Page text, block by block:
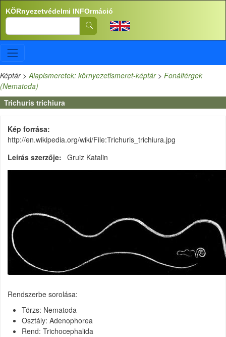
Ugrás a tartalomra
KÖRnyezetvédelmi INFOrmáció
Search
Képtár>Alapismeretek: környezetismeret-képtár> Fonálférgek
(Nematoda)
Trichuris trichiura
Kép forrása
http://en.wikipedia.org/wiki/File:Trichuris_trichiura.jpg
Leírás szerzője
Gruiz Katalin
Rendszerbe sorolása:
Törzs: Nematoda
Osztály: Adenophorea
Rend: Trichocephalida